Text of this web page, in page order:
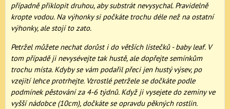
případně přiklopit druhou, aby substrát nevysychal. Pravidelně
kropte vodou. Na výhonky si počkáte trochu déle než na ostatní
výhonky, ale stojí to zato.
Petržel můžete nechat dorůst i do větších lístečků - baby leaf. V
tom případě ji nevysévejte tak hustě, ale dopřejte semínkům
trochu místa. Kdyby se vám podařil přeci jen hustý výsev, po
vzejití lehce protrhejte. Vzrostlé petržele se dočkáte podle
podmínek pěstování za 4-6 týdnů. Když ji vysejete do zeminy ve
vyšší nádobce (10cm), dočkáte se opravdu pěkných rostlin.